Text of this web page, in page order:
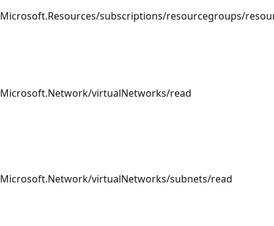
Microsoft.Resources/subscriptions/resourcegroups/
Microsoft.Network/virtualNetworks/read
Microsoft.Network/virtualNetworks/subnets/read